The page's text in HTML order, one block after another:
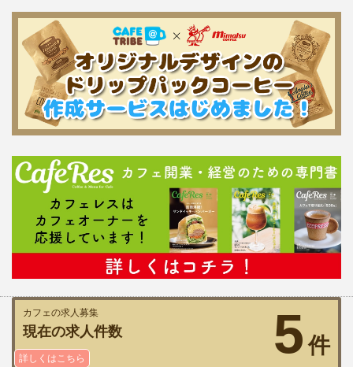
カフェの求人募集
現在の求人件数 5 件
詳しくはこちら